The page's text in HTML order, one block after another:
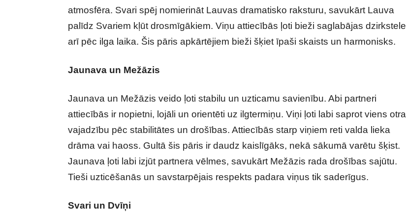
atmosfēra. Svari spēj nomierināt Lauvas dramatisko raksturu, savukārt Lauva
palīdz Svariem kļūt drosmīgākiem. Viņu attiecībās ļoti bieži saglabājas dzirkstele
arī pēc ilga laika. Šis pāris apkārtējiem bieži šķiet īpaši skaists un harmonisks.
Jaunava un Mežāzis
Jaunava un Mežāzis veido ļoti stabilu un uzticamu savienību. Abi partneri
attiecībās ir nopietni, lojāli un orientēti uz ilgtermiņu. Viņi ļoti labi saprot viens otra
vajadzību pēc stabilitātes un drošības. Attiecībās starp viņiem reti valda lieka
drāma vai haoss. Gultā šis pāris ir daudz kaislīgāks, nekā sākumā varētu šķist.
Jaunava ļoti labi izjūt partnera vēlmes, savukārt Mežāzis rada drošības sajūtu.
Tieši uzticēšanās un savstarpējais respekts padara viņus tik saderīgus.
Svari un Dvīņi